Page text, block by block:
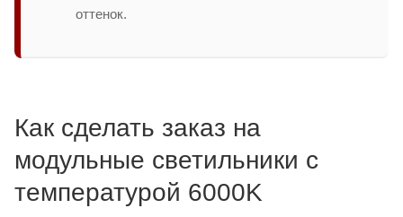
оттенок.
Как сделать заказ на
модульные светильники с
температурой 6000K